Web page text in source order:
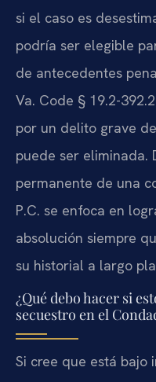
si el caso es
podría ser elegible
de antecedentes
Va. Code § 19.2-
por un delito grave
puede ser eliminada.
permanente de una
P.C. se enfoca en
absolución siempre
su historial a largo
¿Qué debo hacer si
secuestro en el
Si cree que está bajo